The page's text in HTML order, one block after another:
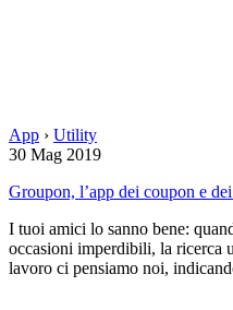
App › Utility
30 Mag 2019
Groupon, l’app dei coupon e
I tuoi amici lo sanno bene:
occasioni imperdibili, la ricerca
lavoro ci pensiamo noi,